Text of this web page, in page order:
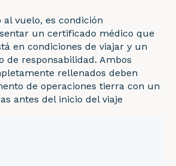
al vuelo, es condición
un certificado médico que
en condiciones de viajar y un
de responsabilidad. Ambos
rellenados deben
de operaciones tierra con un
antes del inicio del viaje